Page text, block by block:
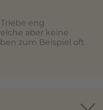
eng
aber keine
zum Beispiel oft